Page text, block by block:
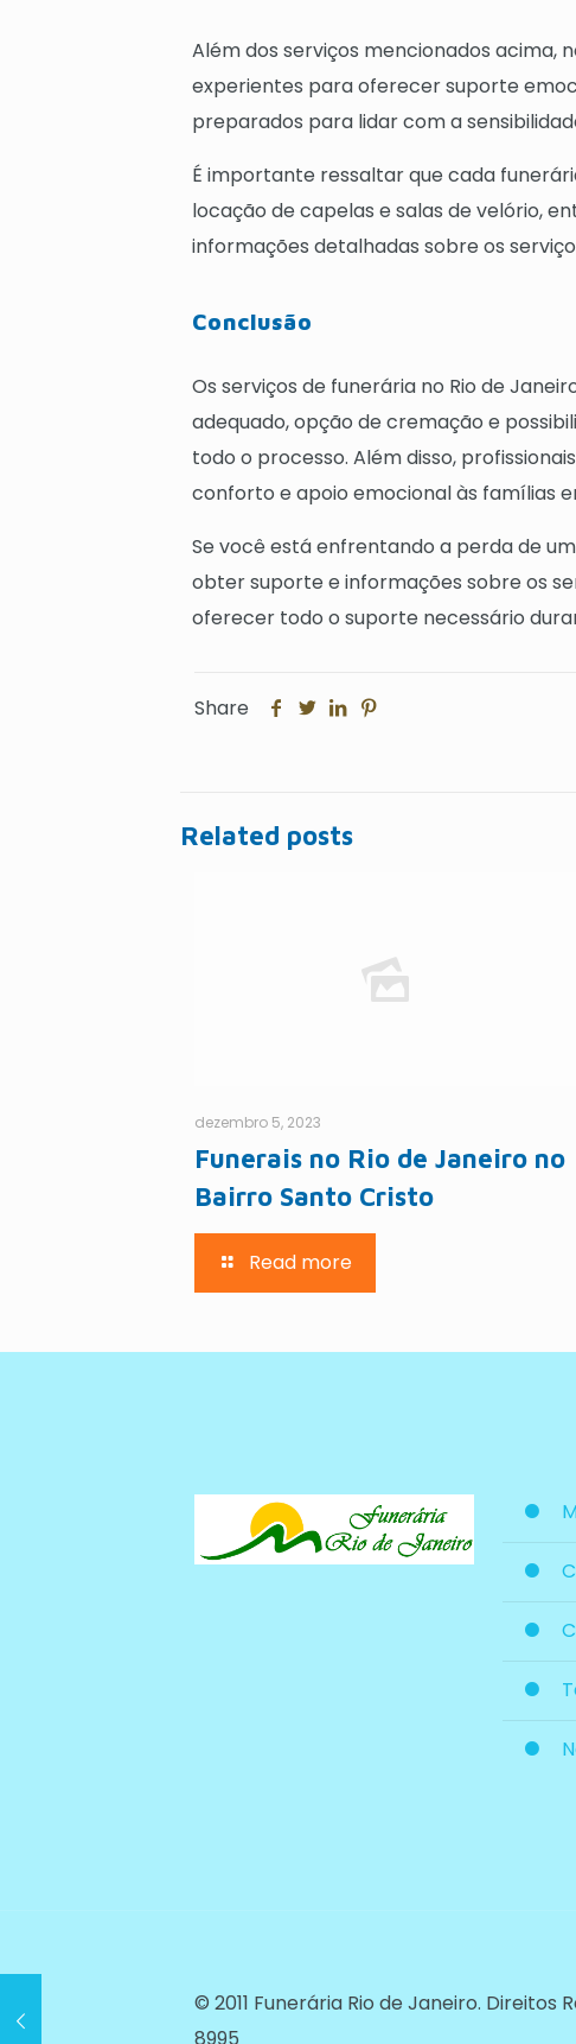
Além dos serviços mencionados acima,
experientes para oferecer suporte
preparados para lidar com a
É importante ressaltar que cada
locação de capelas e salas de velório,
informações detalhadas sobre os
Conclusão
Os serviços de funerária no Rio de
adequado, opção de cremação e
todo o processo. Além disso,
conforto e apoio emocional às famílias
Se você está enfrentando a perda de
obter suporte e informações sobre os
oferecer todo o suporte necessário
Share
Related posts
dezembro 5, 2023
Funerais no Rio de Janeiro no
Bairro Santo Cristo
Read more
© 2011 Funerária Rio de Janeiro.